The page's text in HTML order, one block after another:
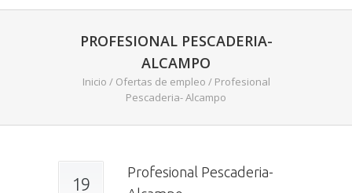
PROFESIONAL PESCADERIA-
ALCAMPO
Inicio / Ofertas de empleo / Profesional
Pescaderia- Alcampo
19
Profesional Pescaderia-